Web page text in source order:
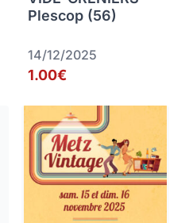
Plescop (56)
14/12/2025
1.00€